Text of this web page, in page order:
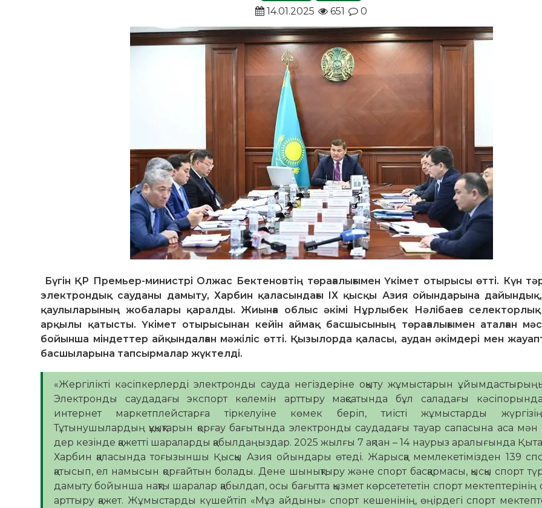
14.01.2025
651 0
Бүгін ҚР Премьер-министрі Олжас Бектеновтің төрағалығымен Үкімет отырысы өтті. Күн
электрондық сауданы дамыту, Харбин қаласындағы IХ қысқы Азия ойындарына дайындық,
қаулыларының жобалары қаралды. Жиынға облыс әкімі Нұрлыбек Нәлібаев
арқылы қатысты. Үкімет отырысынан кейін аймақ басшысының төрағалығымен аталған
бойынша міндеттер айқындалған мәжіліс өтті. Қызылорда қаласы, аудан әкімдері мен
басшыларына тапсырмалар жүктелді.
«Жергілікті кәсіпкерлерді электронды сауда негіздеріне оқыту жұмыстарын
Электронды саудадағы экспорт көлемін арттыру мақсатында бұл саладағы
интернет маркетплейстарға тіркелуіне көмек беріп, тиісті жұмыстарды
Тұтынушылардың құқықтарын қорғау бағытында электронды саудадағы тауар сапасына аса мән
дер кезінде қажетті шараларды қабылдаңыздар. 2025 жылғы 7 ақпан – 14 наурыз аралығында
Харбин қаласында тоғызыншы Қысқы Азия ойындары өтеді. Жарысқа мемлекетімізден 139
қатысып, ел намысын қорғайтын болады. Дене шынықтыру және спорт басқармасы, қысқы спорт
дамыту бойынша нақты шаралар қабылдап, осы бағытта қызмет көрсетететін спорт мектептерінің
арттыру қажет. Жұмыстарды күшейтіп «Мұз айдыны» спорт кешенінің, өңірдегі спорт